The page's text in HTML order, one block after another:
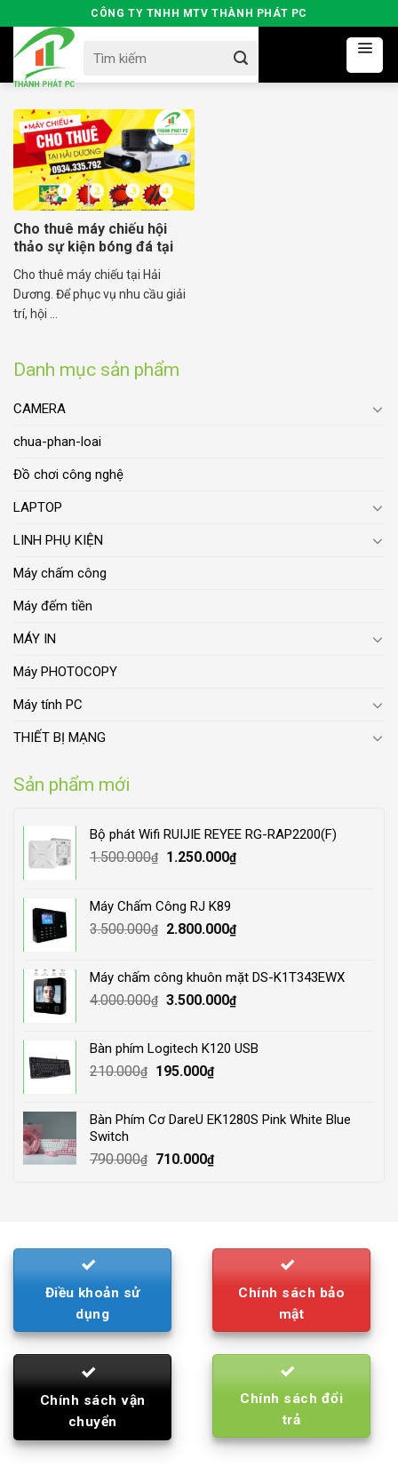
to
content
CÔNG TY TNHH MTV THÀNH PHÁT PC
for:
Danh mục sản phẩm
CAMERA
chua-phan-loai
Đồ chơi công nghệ
LAPTOP
LINH PHỤ KIỆN
Máy chấm công
Máy đếm tiền
MÁY IN
Máy PHOTOCOPY
Máy tính PC
THIẾT BỊ MẠNG
Sản phẩm mới
Bộ phát Wifi RUIJIE REYEE RG-RAP2200(F)
1.500.000₫
Original
1.500.000₫.
1.250.000₫Current
Máy Chấm Công RJ K89
3.500.000₫
Original
3.500.000₫.
2.800.000₫Current
2.800.000₫.
Máy chấm công khuôn mặt DS-K1T343EWX
4.000.000₫ Original
4.000.000₫.
3.500.000₫Current
3.500.000₫.
Bàn phím Logitech K120 USB
210.000₫
Original
210.000₫.
195.000₫Current
195.000₫.
Bàn Phím Cơ DareU EK1280S Pink White Blue
Switch
790.000₫
Original
710.000₫Current
Cho thuê máy chiếu hội
thảo sự kiện bóng đá tại
Cho thuê máy chiếu tại Hải
Dương. Để phục vụ nhu cầu giải
trí, hội ...
Điều khoản sử
dụng
Chính sách bảo
mật
Chính sách vận
chuyển
Chính sách đổi
trả